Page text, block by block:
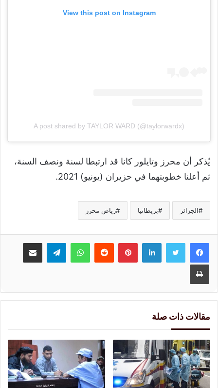
View this post on Instagram
A post shared by TAYLOR WARD (@taylorwardx)
يُذكر أن محرز وتايلور كانا قد ارتبطا لسنة ونصف السنة،
ثم أعلنا خطوبتهما في حزيران (يونيو) 2021.
الجزائر بريطانيا رياض محرز
لينكدإنبينتيريست واتسابتيلقرام مشاركة عبر البريد
طباعة
مقالات ذات صلة